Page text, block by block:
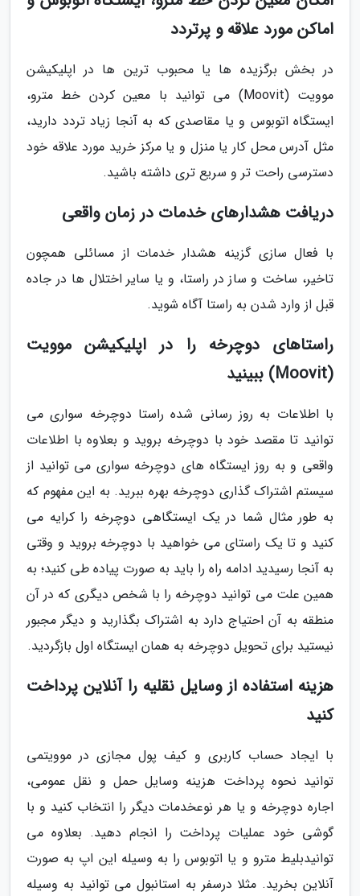
اماکن مورد علاقه و پرتردد
در بخش برگزیده ها یا محبوب ترین ها در اپلیکیشن
موویت (Moovit) می توانید با معین کردن خط مترو،
ایستگاه اتوبوس و یا مقاصدی که به آنجا زیاد تردد دارید،
مثل آدرس محل کار یا منزل و یا مرکز خرید مورد علاقه خود
دسترسی راحت تر و سریع تری داشته باشید.
دریافت هشدارهای خدمات در زمان واقعی
با فعال سازی گزینه هشدار خدمات از مسائلی همچون
تاخیر، ساخت و ساز در راستا، و یا سایر اختلال ها در جاده
قبل از وارد شدن به راستا آگاه شوید.
راستاهای دوچرخه را در اپلیکیشن موویت
(Moovit) ببینید
با اطلاعات به روز رسانی شده راستا دوچرخه سواری می
توانید تا مقصد خود با دوچرخه بروید و بعلاوه با اطلاعات
واقعی و به روز ایستگاه های دوچرخه سواری می توانید از
سیستم اشتراک گذاری دوچرخه بهره ببرید. به این مفهوم که
به طور مثال شما در یک ایستگاهی دوچرخه را کرایه می
کنید و تا یک راستای می خواهید با دوچرخه بروید و وقتی
به آنجا رسیدید ادامه راه را باید به صورت پیاده طی کنید؛ به
همین علت می توانید دوچرخه را با شخص دیگری که در آن
منطقه به آن احتیاج دارد به اشتراک بگذارید و دیگر مجبور
نیستید برای تحویل دوچرخه به همان ایستگاه اول بازگردید.
هزینه استفاده از وسایل نقلیه را آنلاین پرداخت
کنید
با ایجاد حساب کاربری و کیف پول مجازی در موویتمی
توانید نحوه پرداخت هزینه وسایل حمل و نقل عمومی،
اجاره دوچرخه و یا هر نوعخدمات دیگر را انتخاب کنید و با
گوشی خود عملیات پرداخت را انجام دهید. بعلاوه می
توانیدبلیط مترو و یا اتوبوس را به وسیله این اپ به صورت
آنلاین بخرید. مثلا درسفر به استانبول می توانید به وسیله